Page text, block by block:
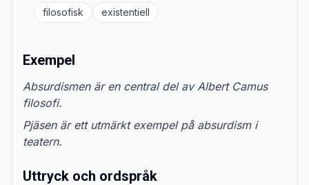
filosofisk existentiell
Exempel
Absurdismen är en central del av Albert Camus
filosofi.
Pjäsen är ett utmärkt exempel på absurdism i
teatern.
Uttryck och ordspråk